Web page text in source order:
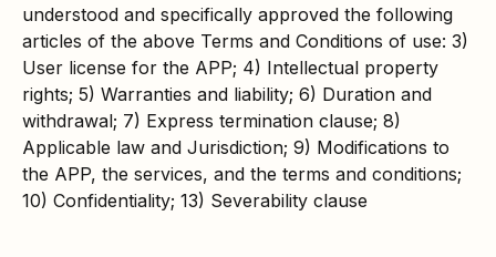
understood and specifically approved the following
articles of the above Terms and Conditions of use: 3)
User license for the APP; 4) Intellectual property
rights; 5) Warranties and liability; 6) Duration and
withdrawal; 7) Express termination clause; 8)
Applicable law and Jurisdiction; 9) Modifications to
the APP, the services, and the terms and conditions;
10) Confidentiality; 13) Severability clause